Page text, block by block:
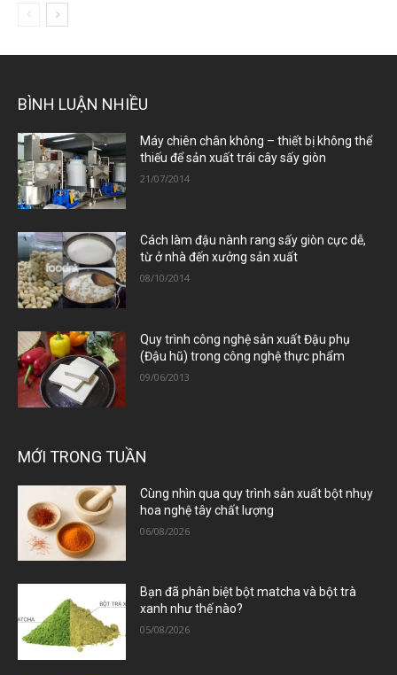
BÌNH LUẬN NHIỀU
Máy chiên chân không – thiết bị không thể
thiếu để sản xuất trái cây sấy giòn
21/07/2014
Cách làm đậu nành rang sấy giòn cực dễ,
từ ở nhà đến xưởng sản xuất
08/10/2014
Quy trình công nghệ sản xuất Đậu phụ
(Đậu hũ) trong công nghệ thực phẩm
09/06/2013
MỚI TRONG TUẦN
Cùng nhìn qua quy trình sản xuất bột nhụy
hoa nghệ tây chất lượng
06/08/2026
Bạn đã phân biệt bột matcha và bột trà
xanh như thế nào?
05/08/2026